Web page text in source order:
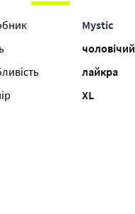
Mystic
чоловічий
лайкра
XL